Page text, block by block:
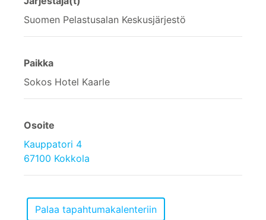
Suomen Pelastusalan Keskusjärjestö
Paikka
Sokos Hotel Kaarle
Osoite
Kauppatori 4
67100 Kokkola